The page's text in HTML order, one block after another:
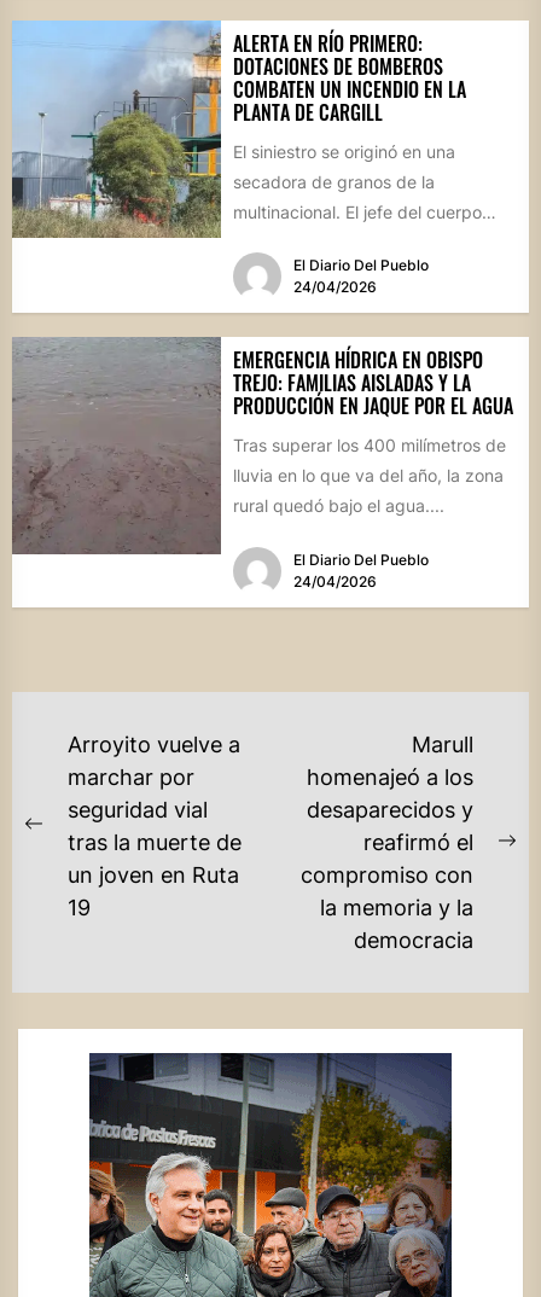
ALERTA EN RÍO PRIMERO:
DOTACIONES DE BOMBEROS
COMBATEN UN INCENDIO EN LA
PLANTA DE CARGILL
El siniestro se originó en una
secadora de granos de la
multinacional. El jefe del cuerpo
El Diario Del Pueblo
24/04/2026
EMERGENCIA HÍDRICA EN OBISPO
TREJO: FAMILIAS AISLADAS Y LA
PRODUCCIÓN EN JAQUE POR EL AGUA
Tras superar los 400 milímetros de
lluvia en lo que va del año, la zona
rural quedó bajo el agua....
El Diario Del Pueblo
24/04/2026
NAVEGACIÓN
ENTRADAS
Previous
post:
Arroyito vuelve a
marchar por
seguridad vial
tras la muerte de
un joven en Ruta
19
Marull
homenajeó a los
desaparecidos y
reafirmó el
compromiso con
la memoria y la
democracia